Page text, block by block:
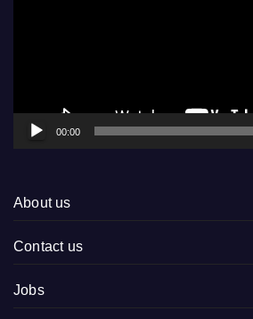
00:00
About us
Contact us
Jobs